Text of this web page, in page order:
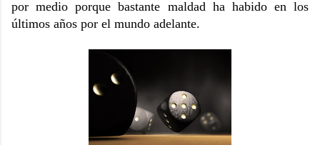
por medio porque bastante maldad ha habido en los
últimos años por el mundo adelante.